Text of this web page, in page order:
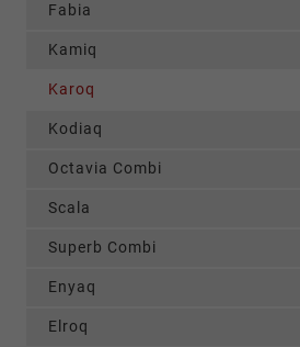
Fabia
Kamiq
Karoq
Kodiaq
Octavia Combi
Scala
Superb Combi
Enyaq
Elroq